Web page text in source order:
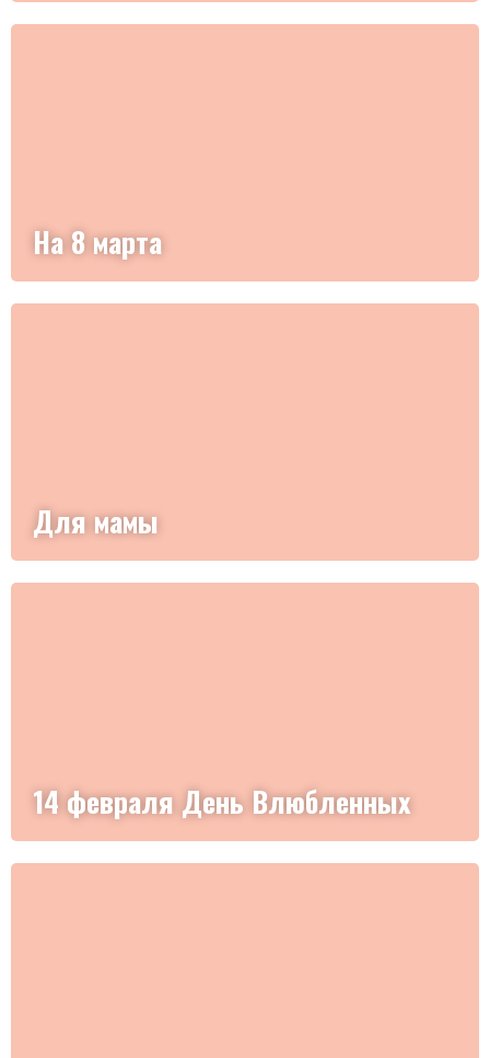
На 8 марта
Для мамы
14 февраля День Влюбленных